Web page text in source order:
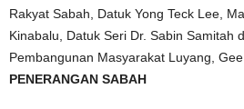
Rakyat Sabah, Datuk Yong Teck Lee,
Kinabalu, Datuk Seri Dr. Sabin Samitah
Pembangunan Masyarakat Luyang,
PENERANGAN SABAH